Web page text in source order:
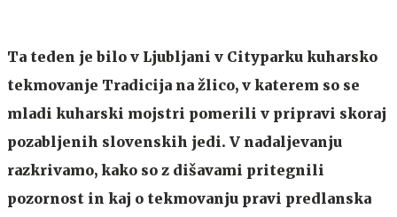
Ta teden je bilo v Ljubljani v Cityparku kuharsko
tekmovanje Tradicija na žlico, v katerem so se
mladi kuharski mojstri pomerili v pripravi skoraj
pozabljenih slovenskih jedi. V nadaljevanju
razkrivamo, kako so z dišavami pritegnili
pozornost in kaj o tekmovanju pravi predlanska